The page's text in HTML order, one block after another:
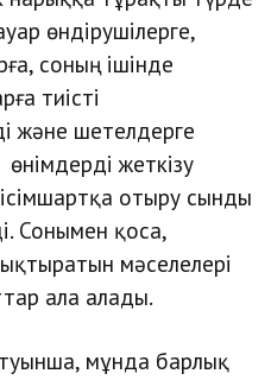
өндірушілерге,
соның ішінде
тиісті
және шетелдерге
жеткізу
отыру сынды
Сонымен қоса,
мәселелері
ала алады.
мұнда барлық